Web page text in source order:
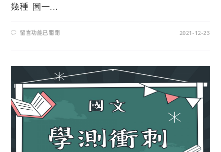
幾種 圖一...
留言功能已關閉 2021-12-23